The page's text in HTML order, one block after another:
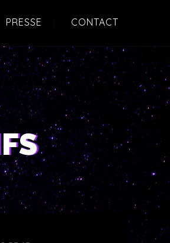
PRESSE CONTACT